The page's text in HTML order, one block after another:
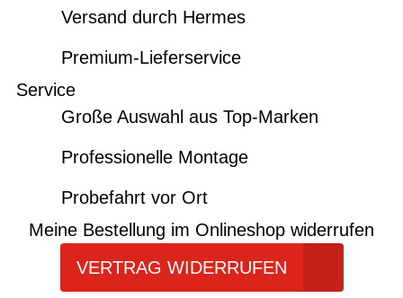
Versand durch Hermes
Premium-Lieferservice
Service
Große Auswahl aus Top-Marken
Professionelle Montage
Probefahrt vor Ort
Meine Bestellung im Onlineshop widerrufen
VERTRAG WIDERRUFEN